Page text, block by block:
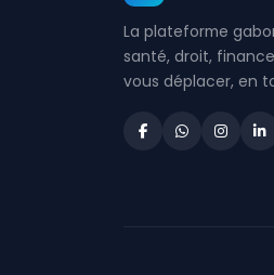
La plateforme
santé, droit,
vous déplacer, en